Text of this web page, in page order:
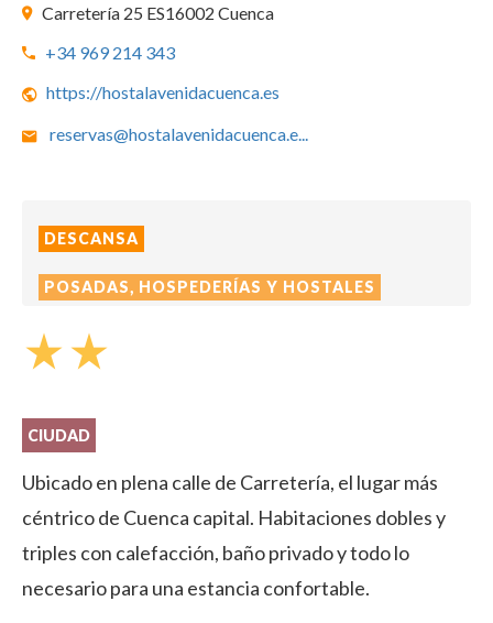
Carretería 25 ES16002 Cuenca
+34 969 214 343
https://hostalavenidacuenca.es
reservas@hostalavenidacuenca.e...
DESCANSA
POSADAS, HOSPEDERÍAS Y HOSTALES
star_ratestar_rate
CIUDAD
Ubicado en plena calle de Carretería, el lugar más
céntrico de Cuenca capital. Habitaciones dobles y
triples con calefacción, baño privado y todo lo
necesario para una estancia confortable.